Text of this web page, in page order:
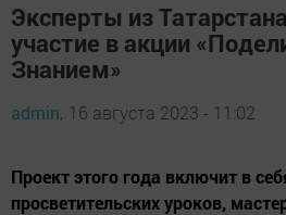
Эксперты из
участие в акции
Знанием»
admin, 16 августа 2023 - 11:02
Проект этого года включит в
просветительских уроков,